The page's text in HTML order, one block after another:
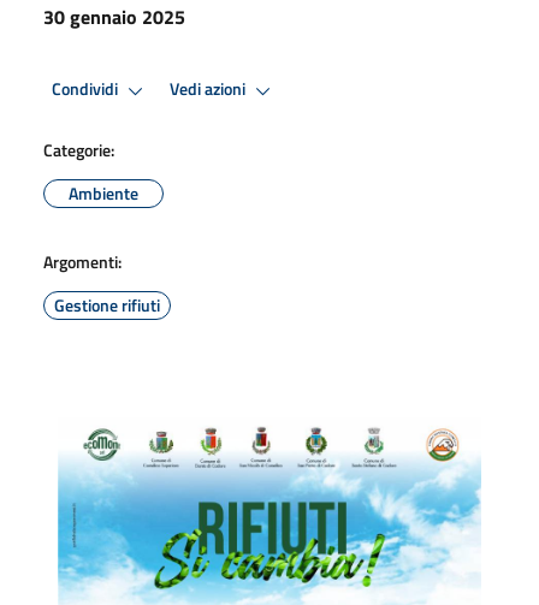
30 gennaio 2025
Condividi Vedi azioni
Categorie:
Ambiente
Argomenti:
Gestione rifiuti